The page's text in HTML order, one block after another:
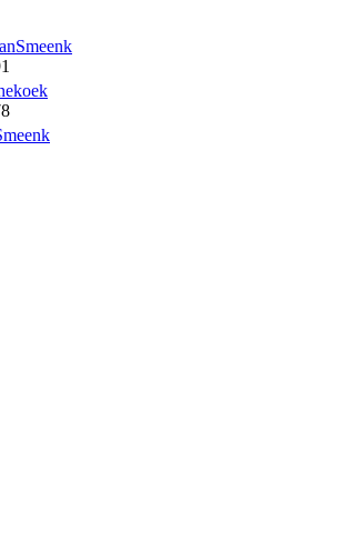
Smeenk